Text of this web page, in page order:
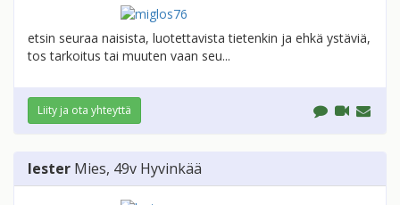
etsin seuraa naisista, luotettavista tietenkin ja ehkä ystäviä,
tos tarkoitus tai muuten vaan seu...
Liity ja ota yhteyttä
lester Mies, 49v Hyvinkää